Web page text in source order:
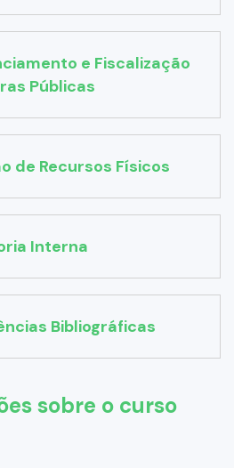
e Fiscalização
Públicas
de Recursos Físicos
Interna
Bibliográficas
sobre o curso